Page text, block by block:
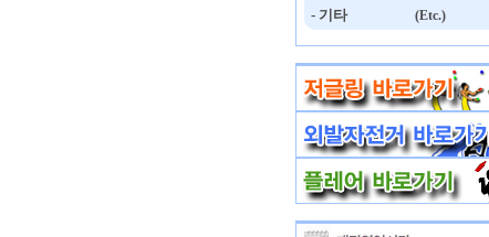
- 기타 (Etc.)